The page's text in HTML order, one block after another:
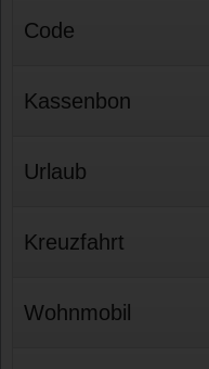
Code
Kassenbon
Urlaub
Kreuzfahrt
Wohnmobil